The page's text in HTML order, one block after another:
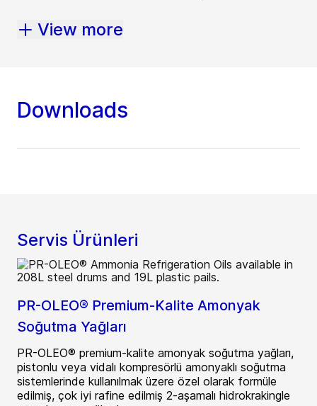
View more
Downloads
Servis Ürünleri
PR-OLEO® Premium-Kalite Amonyak
Soğutma Yağları
PR-OLEO® premium-kalite amonyak soğutma yağları,
pistonlu veya vidalı kompresörlü amonyaklı soğutma
sistemlerinde kullanılmak üzere özel olarak formüle
edilmiş, çok iyi rafine edilmiş 2-aşamalı hidrokrakingle